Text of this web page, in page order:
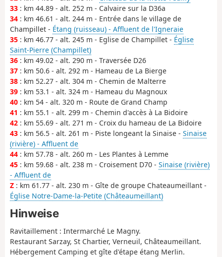
33 : km 44.89 - alt. 252 m - Calvaire sur la D36a
34 : km 46.61 - alt. 244 m - Entrée dans le village de
Champillet - Étang (ruisseau) - Affluent de l'Igneraie
35 : km 46.77 - alt. 245 m - Eglise de Champillet - Église
Saint-Pierre (Champillet)
36 : km 49.02 - alt. 290 m - Traversée D26
37 : km 50.6 - alt. 292 m - Hameau de La Bierge
38 : km 52.27 - alt. 304 m - Chemin de Malterre
39 : km 53.1 - alt. 324 m - Hameau du Magnoux
40 : km 54 - alt. 320 m - Route de Grand Champ
41 : km 55.1 - alt. 299 m - Chemin d'accès à La Bidoire
42 : km 55.69 - alt. 271 m - Croix du hameau de La Bidoire
43 : km 56.5 - alt. 261 m - Piste longeant la Sinaise - Sinaise
(rivière) - Affluent de
44 : km 57.78 - alt. 260 m - Les Plantes à Lemme
45 : km 59.68 - alt. 238 m - Croisement D70 - Sinaise (rivière)
- Affluent de
Z : km 61.77 - alt. 230 m - Gîte de groupe Chateaumeillant -
Église Notre-Dame-la-Petite (Châteaumeillant)
Hinweise
Ravitaillement : Intermarché Le Magny.
Restaurant Sarzay, St Chartier, Verneuil, Châteaumeillant.
Hébergement Camping et gîte d'étape étang Merlin.